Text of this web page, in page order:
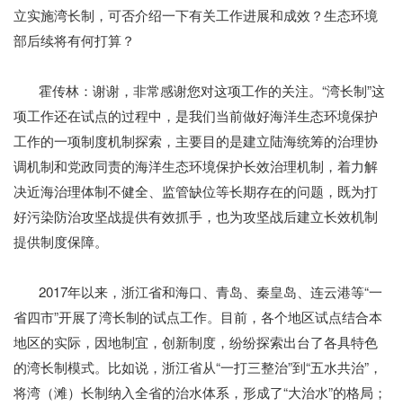
立实施湾长制，可否介绍一下有关工作进展和成效？生态环境
部后续将有何打算？
霍传林：谢谢，非常感谢您对这项工作的关注。“湾长制”这
项工作还在试点的过程中，是我们当前做好海洋生态环境保护
工作的一项制度机制探索，主要目的是建立陆海统筹的治理协
调机制和党政同责的海洋生态环境保护长效治理机制，着力解
决近海治理体制不健全、监管缺位等长期存在的问题，既为打
好污染防治攻坚战提供有效抓手，也为攻坚战后建立长效机制
提供制度保障。
2017年以来，浙江省和海口、青岛、秦皇岛、连云港等“一
省四市”开展了湾长制的试点工作。目前，各个地区试点结合本
地区的实际，因地制宜，创新制度，纷纷探索出台了各具特色
的湾长制模式。比如说，浙江省从“一打三整治”到“五水共治”，
将湾（滩）长制纳入全省的治水体系，形成了“大治水”的格局；